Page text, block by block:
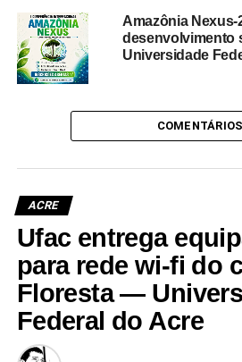
Amazônia
desenvolvimento
Universidade
COMENTÁRIOS
ACRE
Ufac entrega
para rede wi-fi do
Floresta —
Federal do Acre